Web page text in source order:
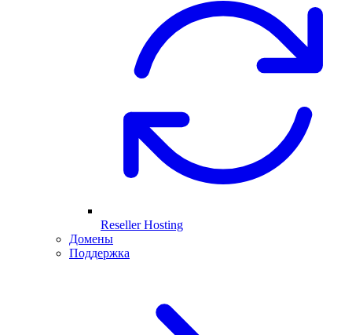
Reseller Hosting
Домены
Поддержка